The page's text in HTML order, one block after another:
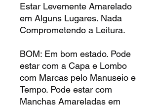
Estar Levemente Amarelado
em Alguns Lugares. Nada
Comprometendo a Leitura.
BOM: Em bom estado. Pode
estar com a Capa e Lombo
com Marcas pelo Manuseio e
Tempo. Pode estar com
Manchas Amareladas em